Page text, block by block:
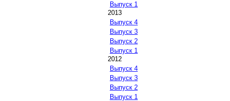
Выпуск 1
2013
Выпуск 4
Выпуск 3
Выпуск 2
Выпуск 1
2012
Выпуск 4
Выпуск 3
Выпуск 2
Выпуск 1